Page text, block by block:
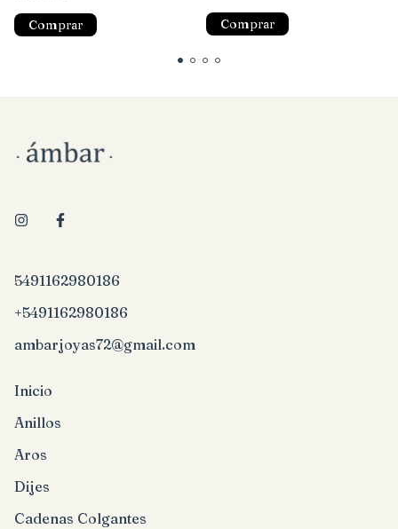
5491162980186
+5491162980186
ambarjoyas72@gmail.com
Inicio
Anillos
Aros
Dijes
Cadenas Colgantes